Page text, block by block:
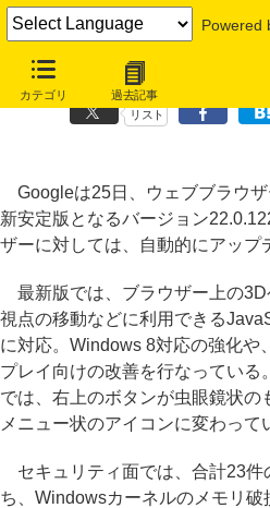
Powered
カテゴリ 過去記事
「Google Chrome」最新版公開、iOS
リスト
Googleは25日、ウェブブラウ
新安定版となるバージョン
ザーに対しては、自動的にアップ
最新版では、ブラウザー上の
視点の移動などに利用できる
に対応。Windows 8対応の強化や
プレイ向けの改善を行なっている
では、右上のボタンが虫眼鏡状
メニュー状のアイコンに変わって
セキュリティ面では、合計23件
ち、Windowsカーネルのメモリ